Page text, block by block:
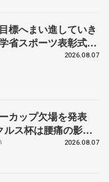
標へまい進していき
省スポーツ表彰式で
2026.08.07
カップ欠場を発表
ス杯は腰痛の影響
2026.08.07